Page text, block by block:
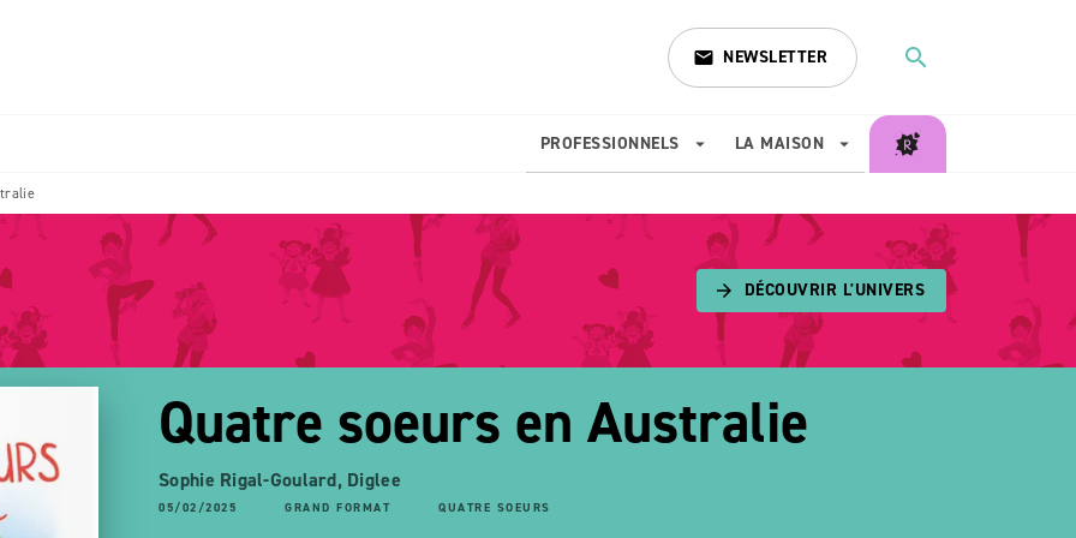
email NEWSLETTER search
PROFESSIONNELS arrow_drop_down LA MAISON arrow_drop_down
search
arrow_forward DÉCOUVRIR L'UNIVERS
Quatre soeurs en Australie
Sophie Rigal-Goulard, Diglee
05/02/2025 GRAND FORMAT QUATRE SOEURS